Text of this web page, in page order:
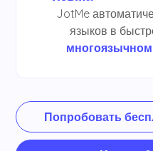
JotMe
языков в
Попробовать